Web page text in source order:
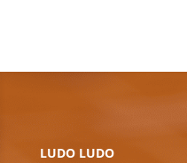
LUDO LUDO